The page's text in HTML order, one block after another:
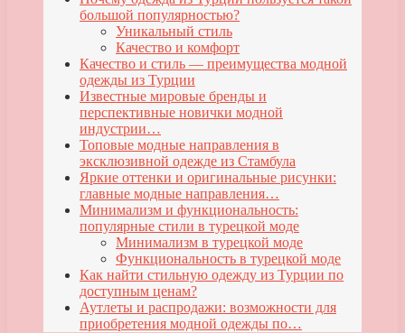
большой популярностью?
Уникальный стиль
Качество и комфорт
Качество и стиль — преимущества модной
одежды из Турции
Известные мировые бренды и
перспективные новички модной
индустрии…
Топовые модные направления в
эксклюзивной одежде из Стамбула
Яркие оттенки и оригинальные рисунки:
главные модные направления…
Минимализм и функциональность:
популярные стили в турецкой моде
Минимализм в турецкой моде
Функциональность в турецкой моде
Как найти стильную одежду из Турции по
доступным ценам?
Аутлеты и распродажи: возможности для
приобретения модной одежды по…